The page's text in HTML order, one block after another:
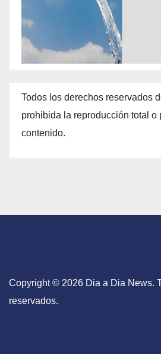
Todos los derechos reservados
prohibida la reproducción total o
contenido.
Copyright © 2026 Dia a Dia News.
reservados.